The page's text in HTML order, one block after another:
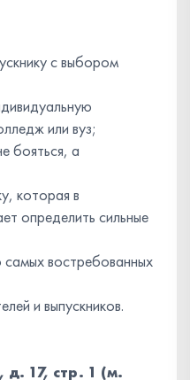
с выбором
или вуз;
бояться, а
которая в
определить сильные
востребованных
и выпускников.
17, стр. 1 (м.